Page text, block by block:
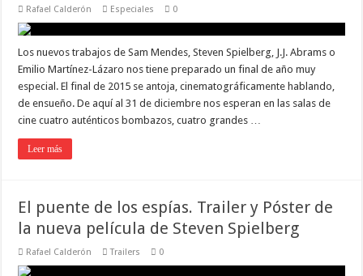
Rafael Calderón Especiales 0
Los nuevos trabajos de Sam Mendes, Steven Spielberg, J.J. Abrams o
Emilio Martínez-Lázaro nos tiene preparado un final de año muy
especial. El final de 2015 se antoja, cinematográficamente hablando,
de ensueño. De aquí al 31 de diciembre nos esperan en las salas de
cine cuatro auténticos bombazos, cuatro grandes …
Leer más
El puente de los espías. Trailer y Póster de
la nueva película de Steven Spielberg
Rafael Calderón Trailers 0